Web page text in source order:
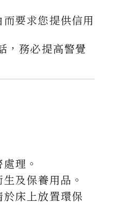
要求您提供信用
，務必提高警覺
理。
及保養用品。
床上放置環保